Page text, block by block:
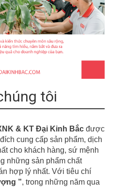
tôi
& KT Đại Kinh Bắc được
cung cấp sản phẩm, dịch
cho khách hàng, sứ mệnh
những sản phẩm chất
hợp lý nhất. Với tiêu chí
”, trong những năm qua